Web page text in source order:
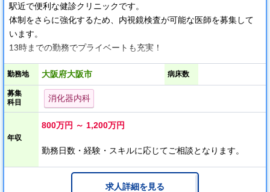
駅近で便利な健診クリニックです。
体制をさらに強化するため、内視鏡検査が可能な医師を募集して
います。
13時までの勤務でプライベートも充実！
勤務地 大阪府大阪市 病床数
募集
科目
消化器内科
年収
800万円 ～ 1,200万円
勤務日数・経験・スキルに応じてご相談となります。
求人詳細を見る